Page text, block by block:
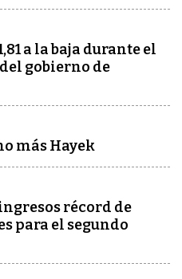
a la baja durante el
gobierno de
más Hayek
récord de
para el segundo